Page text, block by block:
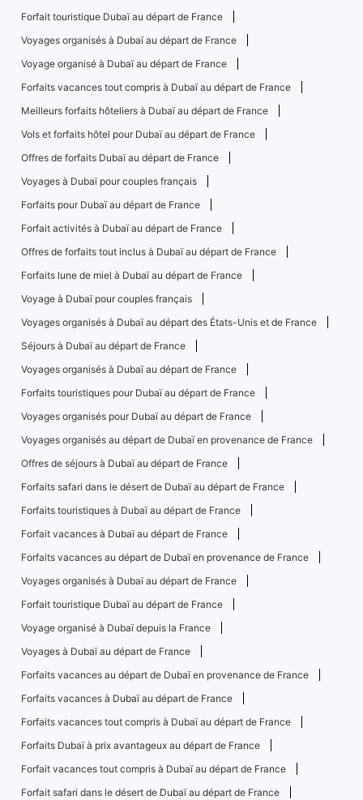
Forfait touristique Dubaï au départ de France
Voyages organisés à Dubaï au départ de France
Voyage organisé à Dubaï au départ de France
Forfaits vacances tout compris à Dubaï au départ de France
Meilleurs forfaits hôteliers à Dubaï au départ de France
Vols et forfaits hôtel pour Dubaï au départ de France
Offres de forfaits Dubaï au départ de France
Voyages à Dubaï pour couples français
Forfaits pour Dubaï au départ de France
Forfait activités à Dubaï au départ de France
Offres de forfaits tout inclus à Dubaï au départ de France
Forfaits lune de miel à Dubaï au départ de France
Voyage à Dubaï pour couples français
Voyages organisés à Dubaï au départ des États-Unis et de France
Séjours à Dubaï au départ de France
Voyages organisés à Dubaï au départ de France
Forfaits touristiques pour Dubaï au départ de France
Voyages organisés pour Dubaï au départ de France
Voyages organisés au départ de Dubaï en provenance de France
Offres de séjours à Dubaï au départ de France
Forfaits safari dans le désert de Dubaï au départ de France
Forfaits touristiques à Dubaï au départ de France
Forfait vacances à Dubaï au départ de France
Forfaits vacances au départ de Dubaï en provenance de France
Voyages organisés à Dubaï au départ de France
Forfait touristique Dubaï au départ de France
Voyage organisé à Dubaï depuis la France
Voyages à Dubaï au départ de France
Forfaits vacances au départ de Dubaï en provenance de France
Forfaits vacances à Dubaï au départ de France
Forfaits vacances tout compris à Dubaï au départ de France
Forfaits Dubaï à prix avantageux au départ de France
Forfait vacances tout compris à Dubaï au départ de France
Forfait safari dans le désert de Dubaï au départ de France